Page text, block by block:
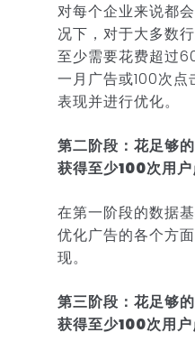
对每个企业来说都
况下，对于大多数
至少需要花费超过
一月广告或100次
表现并进行优化。
第二阶段：花足够
获得至少100次用
在第一阶段的数据
优化广告的各个方
现。
第三阶段：花足够
获得至少100次用